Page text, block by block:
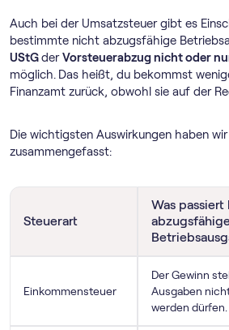
Auch bei der Umsatzsteuer gibt es
bestimmte nicht abzugsfähige
UStGderVorsteuerabzug nicht oder
möglich. Das heißt, du bekommst
Finanzamt zurück, obwohl sie auf der
Die wichtigsten Auswirkungen haben
zusammengefasst:
Steuerart
Was
Einkommensteuer
Der Gewinn
Ausgaben
werden dürfen.